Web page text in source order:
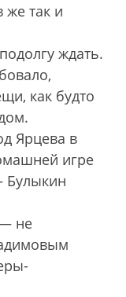
же так и
ждать.
как будто
Ярцева в
игре
Булыкин
не